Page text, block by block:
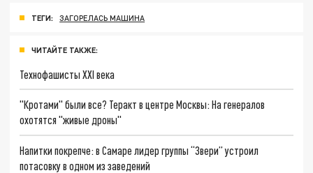
ТЕГИ: ЗАГОРЕЛАСЬ МАШИНА
ЧИТАЙТЕ ТАКЖЕ:
Технофашисты XXI века
"Кротами" были все? Теракт в центре Москвы: На генералов
охотятся "живые дроны"
Напитки покрепче: в Самаре лидер группы “Звери” устроил
потасовку в одном из заведений